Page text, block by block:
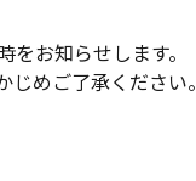
お知らせします。
めご了承ください。